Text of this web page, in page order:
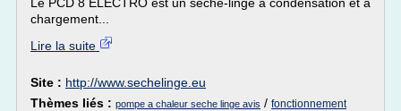
chargement...
Lire la suite
Site : http://www.sechelinge.eu
Thèmes liés : pompe a chaleur seche linge avis / fonctionnement